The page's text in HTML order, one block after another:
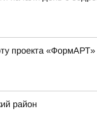
проекта «ФормАРТ»
район